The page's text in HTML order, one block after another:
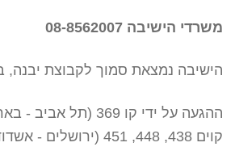
משרדי הישיבה 08-8562007
הישיבה נמצאת סמוך לקבוצת יבנה,
ההגעה על ידי קו 369
קוים 438, 448, 451